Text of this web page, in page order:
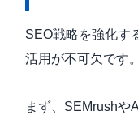
SEO戦略を強化す
活用が不可欠です。
まず、SEMrushや